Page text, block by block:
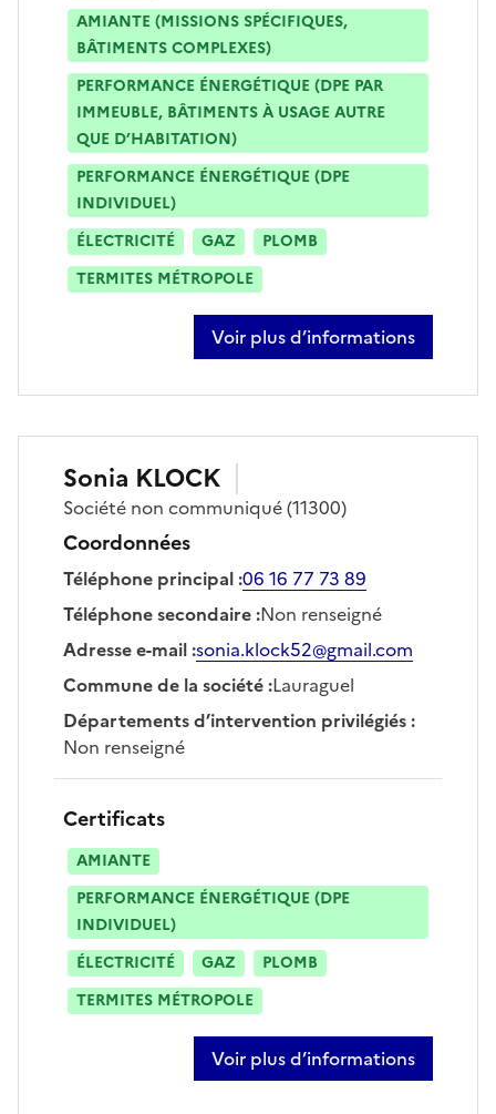
AMIANTE (MISSIONS SPÉCIFIQUES,
BÂTIMENTS COMPLEXES)
PERFORMANCE ÉNERGÉTIQUE (DPE PAR
IMMEUBLE, BÂTIMENTS À USAGE AUTRE
QUE D’HABITATION)
PERFORMANCE ÉNERGÉTIQUE (DPE
INDIVIDUEL)
ÉLECTRICITÉ
GAZ
PLOMB
TERMITES MÉTROPOLE
Voir plus d’informations
sur julien doumergue
Sonia KLOCK
Société non communiqué(11300)
Coordonnées
Téléphone principal:06 16 77 73 89
Téléphone secondaire:Non renseigné
Adresse e-mail:sonia.klock52@gmail.com
Commune de la société:Lauraguel
Départements d’intervention privilégiés:
Non renseigné
Certificats
AMIANTE
PERFORMANCE ÉNERGÉTIQUE (DPE
INDIVIDUEL)
ÉLECTRICITÉ
GAZ
PLOMB
TERMITES MÉTROPOLE
Voir plus d’informations
sur sonia klock